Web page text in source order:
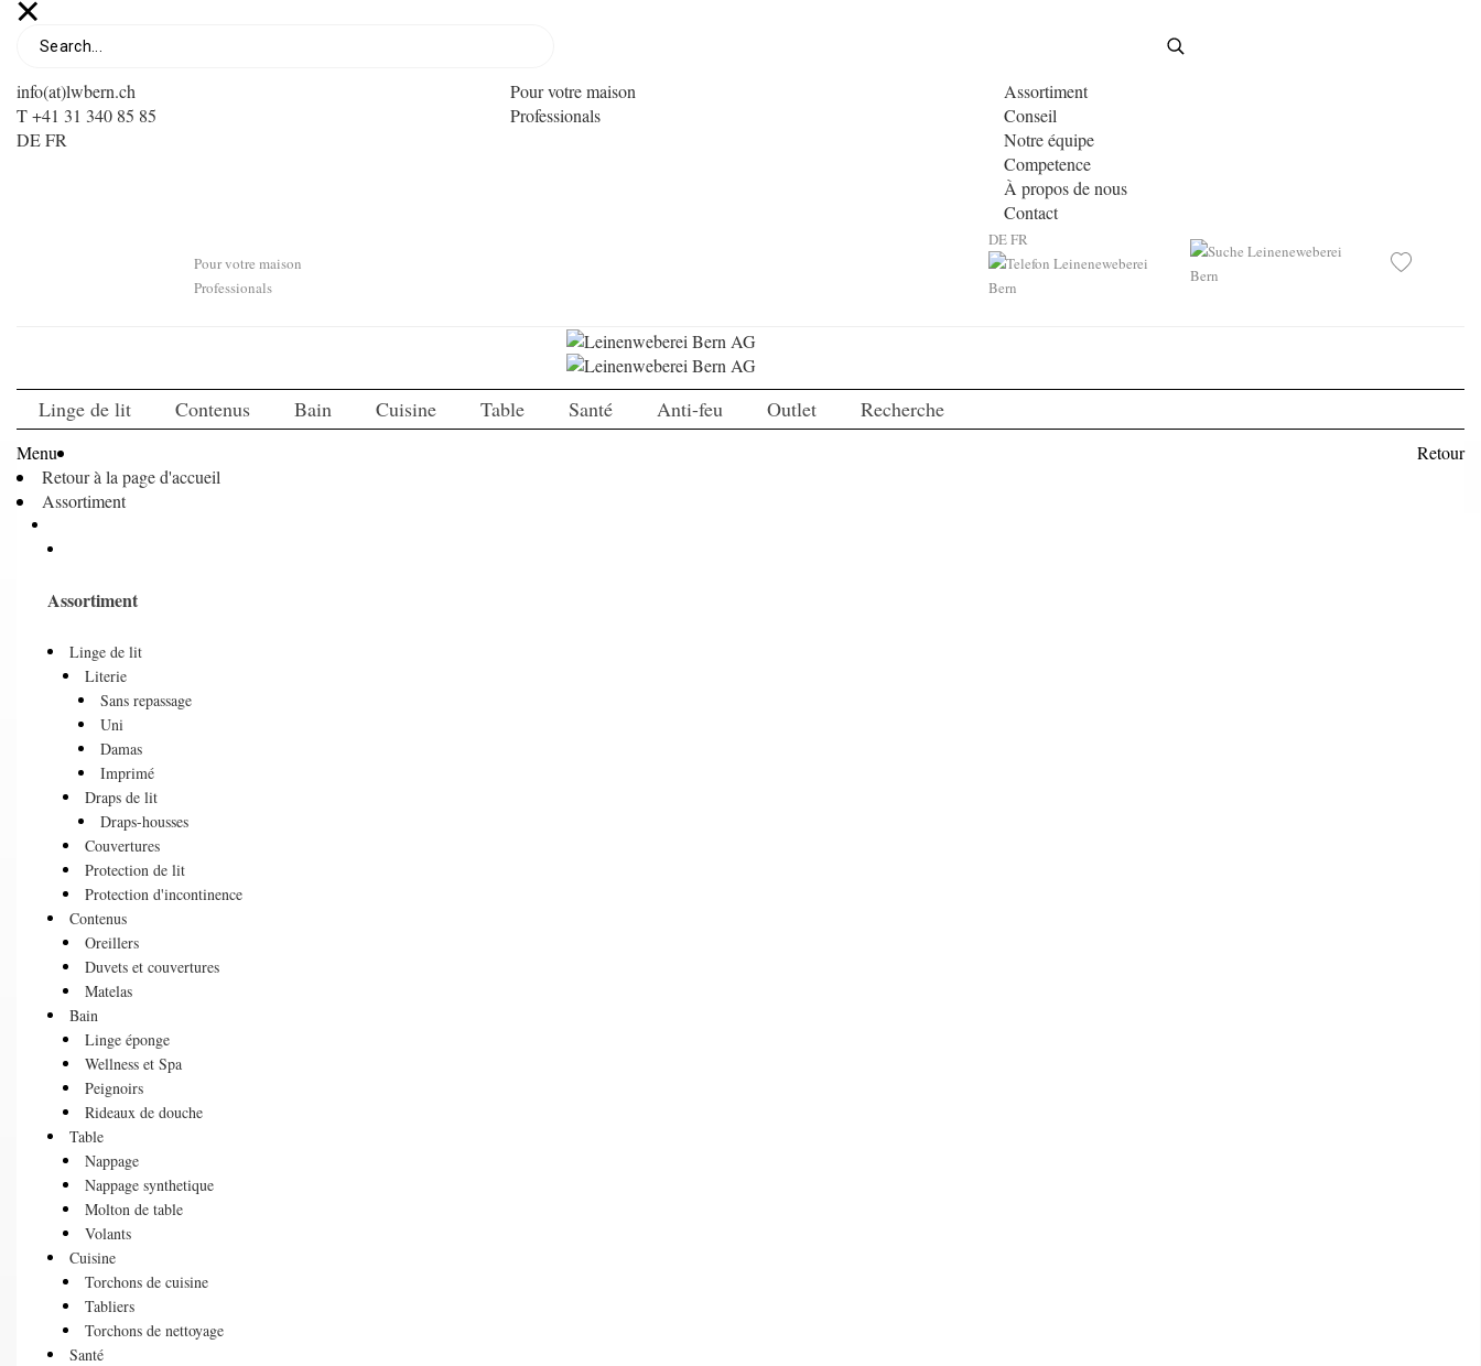
info(at)lwbern.ch
T +41 31 340 85 85
DEFR
Pour votre maison
Professionals
Assortiment
Conseil
Notre équipe
Competence
À propos de nous
Contact
Pour votre maison
Professionals
DEFR
Linge de lit Contenus Bain Cuisine Table Santé Anti-feu Outlet Recherche
Menu
Retour
Retour à la page d'accueil
Assortiment
Assortiment
Linge de lit
Literie
Sans repassage
Uni
Damas
Imprimé
Draps de lit
Draps-housses
Couvertures
Protection de lit
Protection d'incontinence
Contenus
Oreillers
Duvets et couvertures
Matelas
Bain
Linge éponge
Wellness et Spa
Peignoirs
Rideaux de douche
Table
Nappage
Nappage synthetique
Molton de table
Volants
Cuisine
Torchons de cuisine
Tabliers
Torchons de nettoyage
Santé